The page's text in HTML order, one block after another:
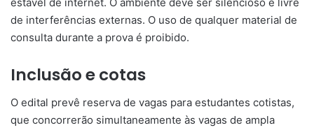
de interferências externas. O uso de qualquer material de
consulta durante a prova é proibido.
Inclusão e cotas
O edital prevê reserva de vagas para estudantes cotistas,
que concorrerão simultaneamente às vagas de ampla